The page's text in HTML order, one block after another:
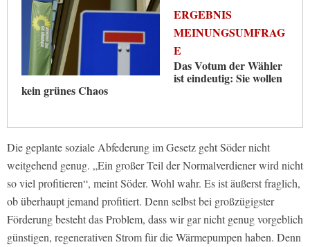
ERGEBNIS
MEINUNGSUMFRAG
E
Das Votum der Wähler
ist eindeutig: Sie wollen
kein grünes Chaos
Die geplante soziale Abfederung im Gesetz geht Söder nicht
weitgehend genug. „Ein großer Teil der Normalverdiener wird nicht
so viel profitieren“, meint Söder. Wohl wahr. Es ist äußerst fraglich,
ob überhaupt jemand profitiert. Denn selbst bei großzügigster
Förderung besteht das Problem, dass wir gar nicht genug vorgeblich
günstigen, regenerativen Strom für die Wärmepumpen haben. Denn